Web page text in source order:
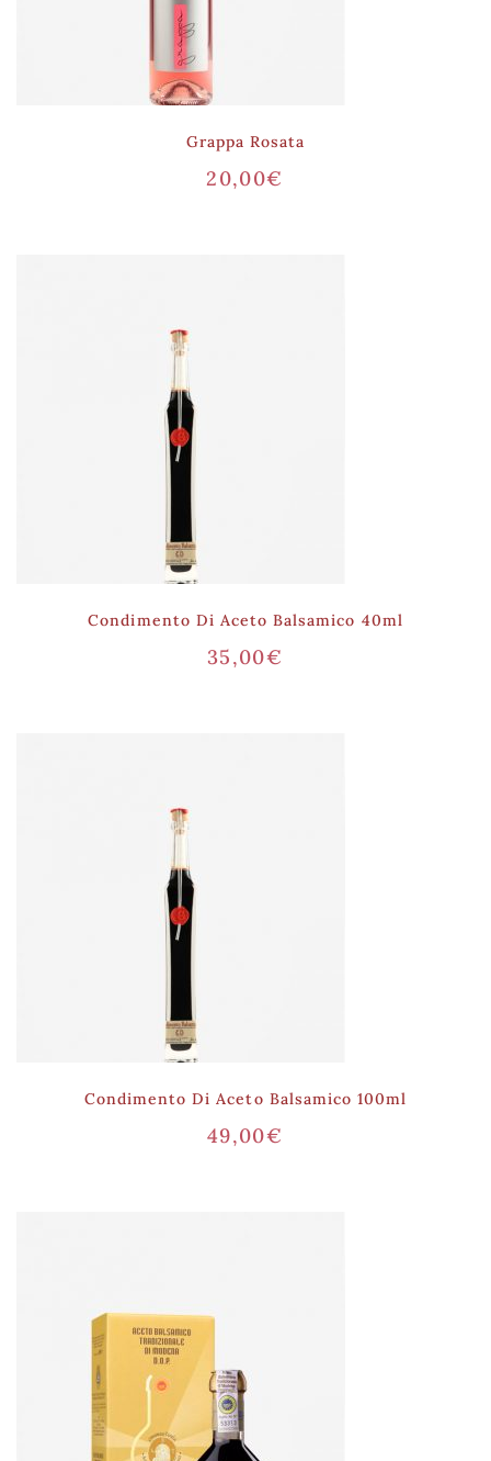
Grappa Rosata
20,00€
Condimento Di Aceto Balsamico 40ml
35,00€
Condimento Di Aceto Balsamico 100ml
49,00€